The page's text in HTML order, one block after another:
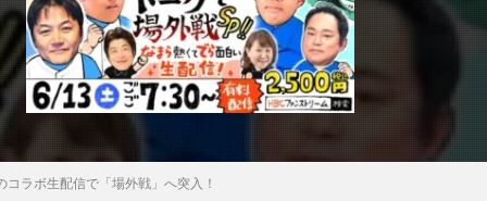
ラボ生配信で「場外戦」へ突入！